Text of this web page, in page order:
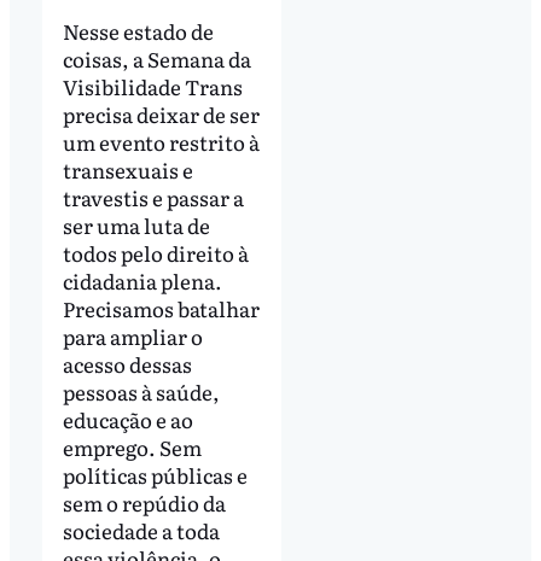
Nesse estado de
coisas, a Semana da
Visibilidade Trans
precisa deixar de ser
um evento restrito à
transexuais e
travestis e passar a
ser uma luta de
todos pelo direito à
cidadania plena.
Precisamos batalhar
para ampliar o
acesso dessas
pessoas à saúde,
educação e ao
emprego. Sem
políticas públicas e
sem o repúdio da
sociedade a toda